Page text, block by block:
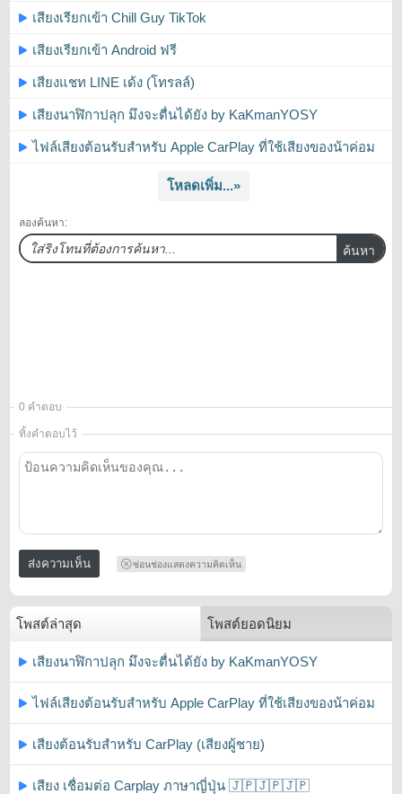
เสียงเรียกเข้า Chill Guy TikTok
เสียงเรียกเข้า Android ฟรี
เสียงแชท LINE เด้ง (โทรลล์)
เสียงนาฬิกาปลุก มึงจะตื่นได้ยัง by KaKmanYOSY
ไฟล์เสียงต้อนรับสำหรับ Apple CarPlay ที่ใช้เสียงของน้าค่อม
โหลดเพิ่ม...»
ลองค้นหา:
ค้นหา
0 คำตอบ
ทิ้งคำตอบไว้
ซ่อนช่องแสดงความคิดเห็น
โพสต์ล่าสุด โพสต์ยอดนิยม
เสียงนาฬิกาปลุก มึงจะตื่นได้ยัง by KaKmanYOSY
ไฟล์เสียงต้อนรับสำหรับ Apple CarPlay ที่ใช้เสียงของน้าค่อม
เสียงต้อนรับสำหรับ CarPlay (เสียงผู้ชาย)
เสียง เชื่อมต่อ Carplay ภาษาญี่ปุ่น 🇯🇵🇯🇵🇯🇵